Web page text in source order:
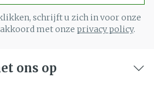
schrijft u zich in voor onze
met onze privacy policy.
ons op